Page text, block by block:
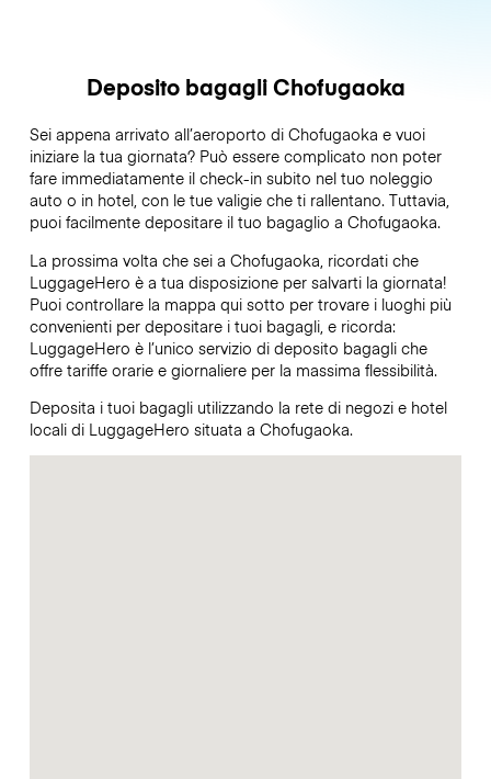
Deposito bagagli Chofugaoka
Sei appena arrivato all’aeroporto di Chofugaoka e vuoi
iniziare la tua giornata? Può essere complicato non poter
fare immediatamente il check-in subito nel tuo noleggio
auto o in hotel, con le tue valigie che ti rallentano. Tuttavia,
puoi facilmente depositare il tuo bagaglio a Chofugaoka.
La prossima volta che sei a Chofugaoka, ricordati che
LuggageHero è a tua disposizione per salvarti la giornata!
Puoi controllare la mappa qui sotto per trovare i luoghi più
convenienti per depositare i tuoi bagagli, e ricorda:
LuggageHero è l’unico servizio di deposito bagagli che
offre tariffe orarie e giornaliere per la massima flessibilità.
Deposita i tuoi bagagli utilizzando la rete di negozi e hotel
locali di LuggageHero situata a Chofugaoka.